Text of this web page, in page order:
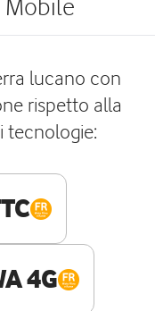
Mobile
lucano con
rispetto alla
tecnologie:
4G